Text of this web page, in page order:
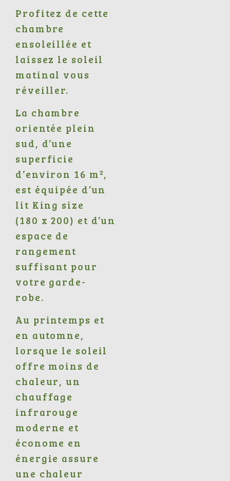
Profitez de cette
chambre
ensoleillée et
laissez le soleil
matinal vous
réveiller.
La chambre
orientée plein
sud, d’une
superficie
d’environ 16 m²,
est équipée d’un
lit King size
(180 x 200) et d’un
espace de
rangement
suffisant pour
votre garde-
robe.
Au printemps et
en automne,
lorsque le soleil
offre moins de
chaleur, un
chauffage
infrarouge
moderne et
économe en
énergie assure
une chaleur